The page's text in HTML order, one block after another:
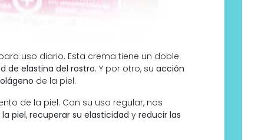
uso diario. Esta crema tiene un doble
de elastina del rostro. Y por otro, su acción
de la piel.
de la piel. Con su uso regular, nos
piel, recuperar su elasticidad y reducir las